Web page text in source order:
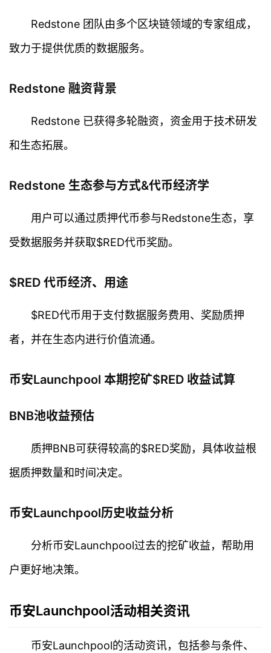
页
讯
科
Redstone 团队由多个区块链领域的专家组成，
致力于提供优质的数据服务。
Redstone 融资背景
Redstone 已获得多轮融资，资金用于技术研发
和生态拓展。
Redstone 生态参与方式&代币经济学
用户可以通过质押代币参与Redstone生态，享
受数据服务并获取$RED代币奖励。
$RED 代币经济、用途
$RED代币用于支付数据服务费用、奖励质押
者，并在生态内进行价值流通。
币安Launchpool 本期挖矿$RED 收益试算
BNB池收益预估
质押BNB可获得较高的$RED奖励，具体收益根
据质押数量和时间决定。
币安Launchpool历史收益分析
分析币安Launchpool过去的挖矿收益，帮助用
户更好地决策。
币安Launchpool活动相关资讯
币安Launchpool的活动资讯，包括参与条件、